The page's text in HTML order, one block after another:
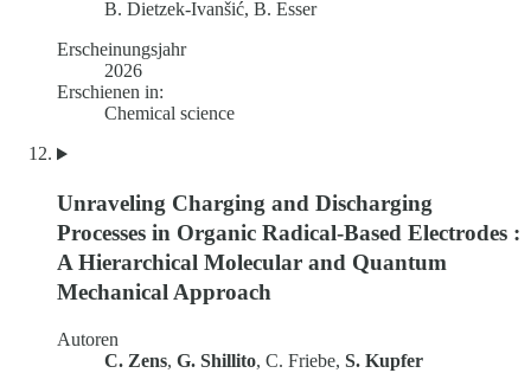
B. Dietzek-Ivanšić, B. Esser
Erscheinungsjahr
2026
Erschienen in:
Chemical science
Unraveling Charging and Discharging
Processes in Organic Radical-Based Electrodes :
A Hierarchical Molecular and Quantum
Mechanical Approach
Autoren
C. Zens, G. Shillito, C. Friebe, S. Kupfer